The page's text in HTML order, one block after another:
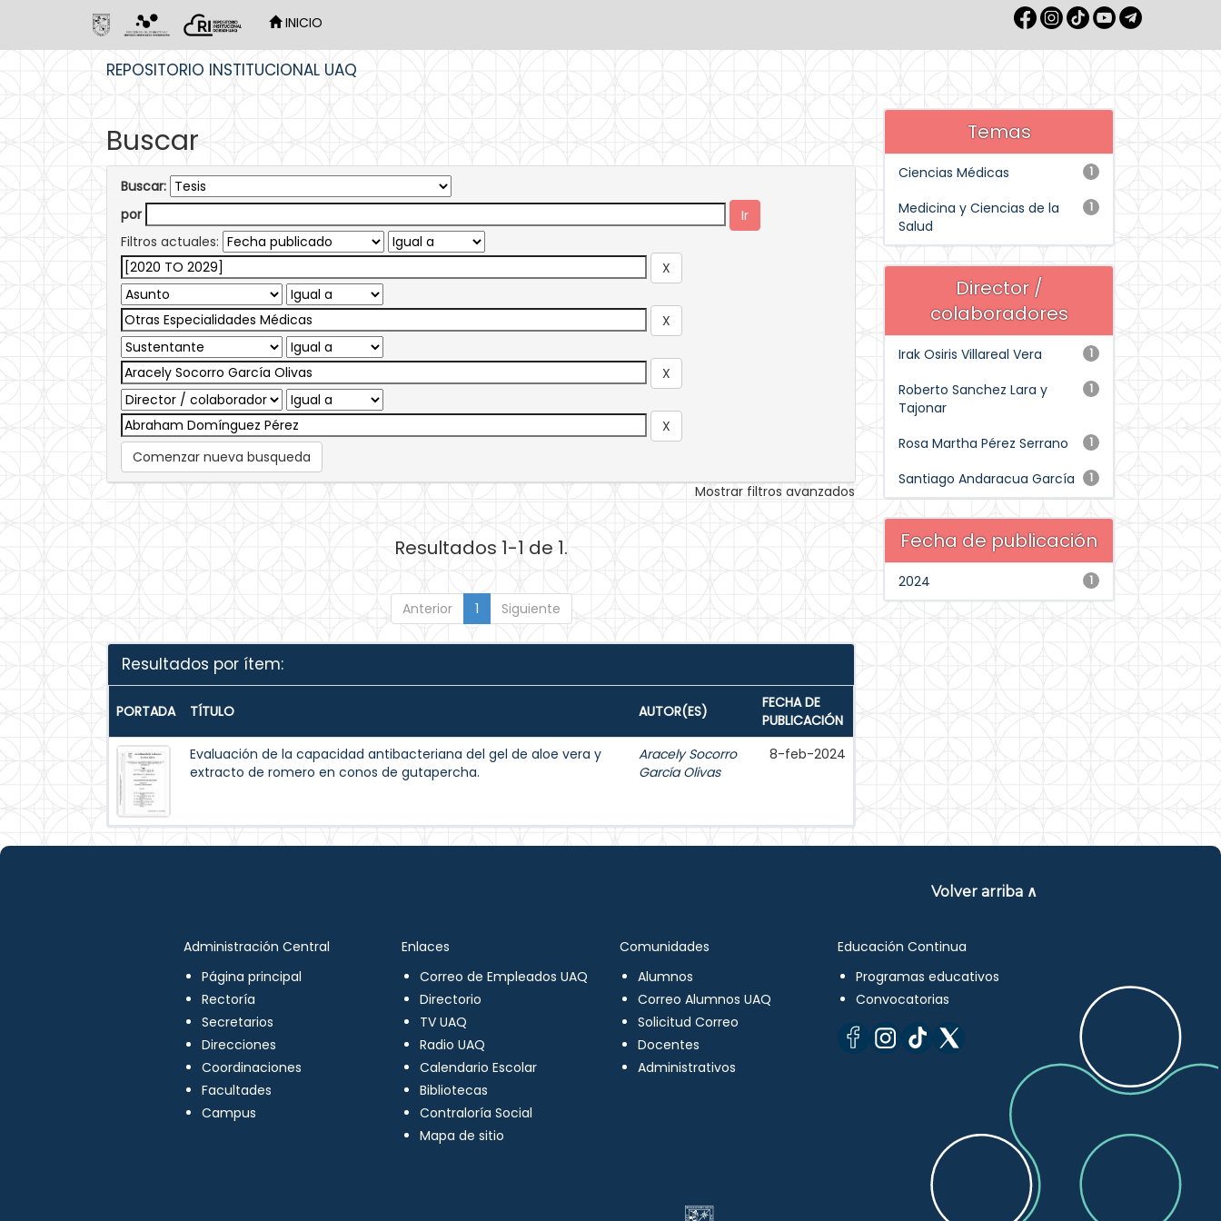
INICIO
REPOSITORIO INSTITUCIONAL UAQ
Buscar
Buscar:
por
Filtros actuales:
Comenzar nueva busqueda
Mostrar filtros avanzados
Resultados 1-1 de 1.
Anterior 1 Siguiente
Resultados por ítem:
PORTADA TÍTULO AUTOR(ES)
FECHA DE
PUBLICACIÓN
Evaluación de la capacidad antibacteriana del gel de aloe vera y
extracto de romero en conos de gutapercha.
Aracely Socorro
García Olivas
8-feb-2024
Temas
1
Ciencias Médicas
1
Medicina y Ciencias de la
Salud
Director /
colaboradores
1
Irak Osiris Villareal Vera
1
Roberto Sanchez Lara y
Tajonar
1
Rosa Martha Pérez Serrano
1
Santiago Andaracua García
Fecha de publicación
1
2024
Volver arriba ∧
Administración Central
Página principal
Rectoría
Secretarios
Direcciones
Coordinaciones
Facultades
Campus
Enlaces
Correo de Empleados UAQ
Directorio
TV UAQ
Radio UAQ
Calendario Escolar
Bibliotecas
Contraloría Social
Mapa de sitio
Comunidades
Alumnos
Correo Alumnos UAQ
Solicitud Correo
Docentes
Administrativos
Educación Continua
Programas educativos
Convocatorias